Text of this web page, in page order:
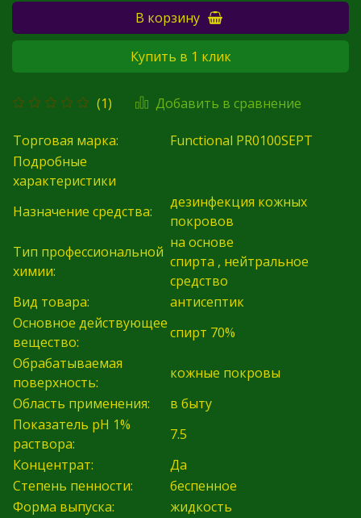
(1) Добавить в сравнение
В корзину
Купить в 1 клик
Торговая марка:
Functional PR0100SEPT
Подробные
характеристики
Назначение средства:
дезинфекция кожных
покровов
Тип профессиональной
химии:
на основе
спирта , нейтральное
средство
Вид товара:
антисептик
Основное действующее
вещество:
спирт 70%
Обрабатываемая
поверхность:
кожные покровы
Область применения:
в быту
Показатель pH 1%
раствора:
7.5
Концентрат:
Да
Степень пенности:
беспенное
Форма выпуска:
жидкость